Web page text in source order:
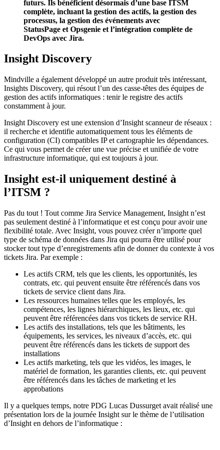
futurs. Ils bénéficient désormais d’une base ITSM
complète, incluant la gestion des actifs, la gestion des
processus, la gestion des événements avec
StatusPage et Opsgenie et l’intégration complète de
DevOps avec Jira.
Insight Discovery
Mindville a également développé un autre produit très intéressant,
Insights Discovery, qui résout l’un des casse-têtes des équipes de
gestion des actifs informatiques : tenir le registre des actifs
constamment à jour.
Insight Discovery est une extension d’Insight scanneur de réseaux :
il recherche et identifie automatiquement tous les éléments de
configuration (CI) compatibles IP et cartographie les dépendances.
Ce qui vous permet de créer une vue précise et unifiée de votre
infrastructure informatique, qui est toujours à jour.
Insight est-il uniquement destiné à
l’ITSM ?
Pas du tout ! Tout comme Jira Service Management, Insight n’est
pas seulement destiné à l’informatique et est conçu pour avoir une
flexibilité totale. Avec Insight, vous pouvez créer n’importe quel
type de schéma de données dans Jira qui pourra être utilisé pour
stocker tout type d’enregistrements afin de donner du contexte à vos
tickets Jira. Par exemple :
Les actifs CRM, tels que les clients, les opportunités, les
contrats, etc. qui peuvent ensuite être référencés dans vos
tickets de service client dans Jira.
Les ressources humaines telles que les employés, les
compétences, les lignes hiérarchiques, les lieux, etc. qui
peuvent être référencées dans vos tickets de service RH.
Les actifs des installations, tels que les bâtiments, les
équipements, les services, les niveaux d’accès, etc. qui
peuvent être référencés dans les tickets de support des
installations
Les actifs marketing, tels que les vidéos, les images, le
matériel de formation, les garanties clients, etc. qui peuvent
être référencés dans les tâches de marketing et les
approbations
Il y a quelques temps, notre PDG Lucas Dussurget avait réalisé une
présentation lors de la journée Insight sur le thème de l’utilisation
d’Insight en dehors de l’informatique :